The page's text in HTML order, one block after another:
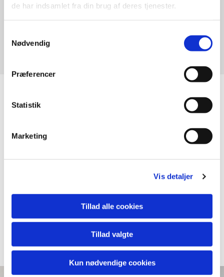
de har indsamlet fra din brug af deres tjenester.
Nødvendig
Præferencer
Statistik
Marketing
Vis detaljer
Tillad alle cookies
Tillad valgte
Kun nødvendige cookies
Egedal Kirke, Egedalsvej 3, 2980
Kokkedal
Jørgen Sejergaard